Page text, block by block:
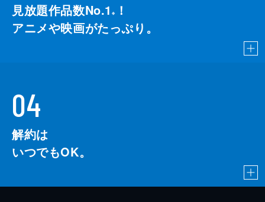
見放題作品数No.1 ※
！
アニメや映画がたっぷり。
04
解約は
いつでもOK。